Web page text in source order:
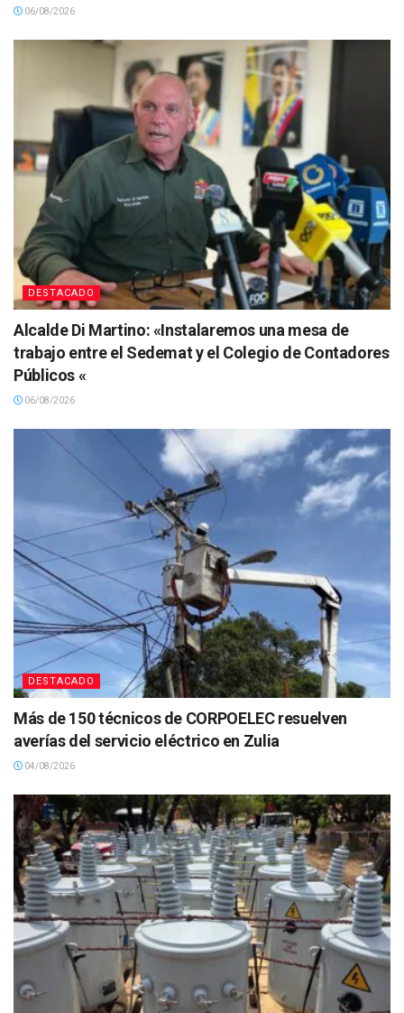
06/08/2026
DESTACADO
Alcalde Di Martino: «Instalaremos una mesa de
trabajo entre el Sedemat y el Colegio de Contadores
Públicos «
06/08/2026
DESTACADO
Más de 150 técnicos de CORPOELEC resuelven
averías del servicio eléctrico en Zulia
04/08/2026